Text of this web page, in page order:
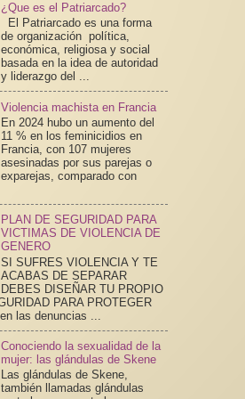
¿Que es el Patriarcado?
El Patriarcado es una forma
de organización política,
económica, religiosa y social
basada en la idea de autoridad
y liderazgo del ...
Violencia machista en Francia
En 2024 hubo un aumento del
11 % en los feminicidios en
Francia, con 107 mujeres
asesinadas por sus parejas o
exparejas, comparado con
PLAN DE SEGURIDAD PARA
VICTIMAS DE VIOLENCIA DE
GENERO
SI SUFRES VIOLENCIA Y TE
ACABAS DE SEPARAR
DEBES DISEÑAR TU PROPIO
PARA PROTEGER
las denuncias ...
Conociendo la sexualidad de la
mujer: las glándulas de Skene
Las glándulas de Skene,
también llamadas glándulas